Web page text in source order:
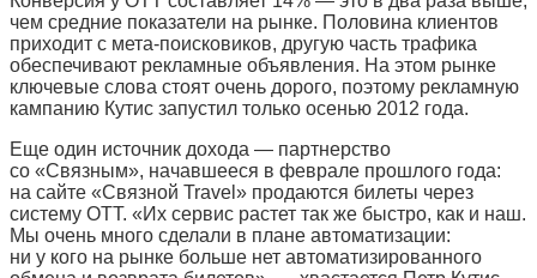
чем средние показатели на рынке. Половина клиентов
приходит с мета-поисковиков, другую часть трафика
обеспечивают рекламные объявления. На этом рынке
ключевые слова стоят очень дорого, поэтому рекламную
кампанию Кутис запустил только осенью 2012 года.
Еще один источник дохода — партнерство
со «Связным», начавшееся в феврале прошлого года:
на сайте «Связной Travel» продаются билеты через
систему OTT. «Их сервис растет так же быстро, как и наш.
Мы очень много сделали в плане автоматизации:
ни у кого на рынке больше нет автоматизированного